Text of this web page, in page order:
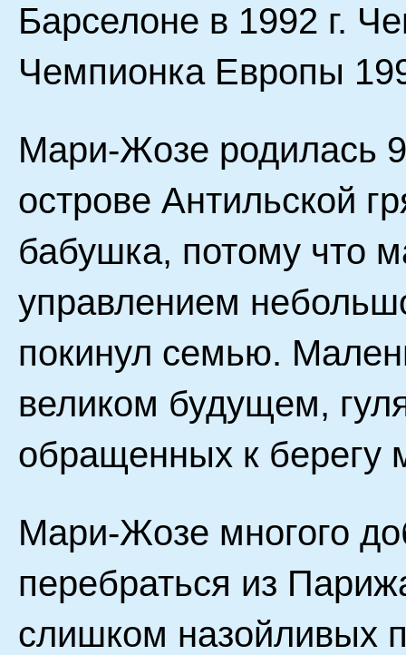
Барселоне в 1992 г.
Чемпионка Европы
Мари-Жозе родилась
острове Антильской
бабушка, потому что
управлением
покинул семью.
великом будущем,
обращенных к берегу
Мари-Жозе многого
перебраться из
слишком назойливых